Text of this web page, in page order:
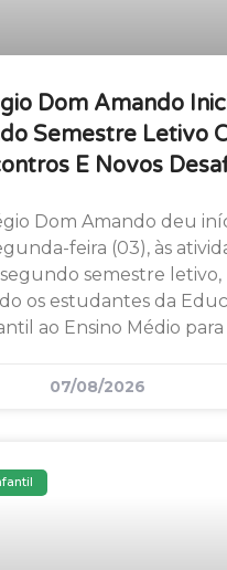
Dom Amando
Semestre Letivo
E Novos
Dom Amando deu
feira (03), às
semestre letivo,
os estudantes da
ao Ensino Médio para
07/08/2026